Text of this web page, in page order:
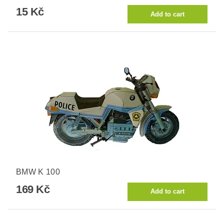
15 Kč
BMW K 100
169 Kč